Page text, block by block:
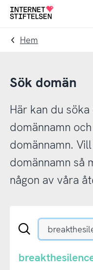
Till
navigering
Till
innehåll
Till
Hem
Sök domän
Här kan du
domännamn
domännamn.
domännamn så
någon av våra
Sök
eller